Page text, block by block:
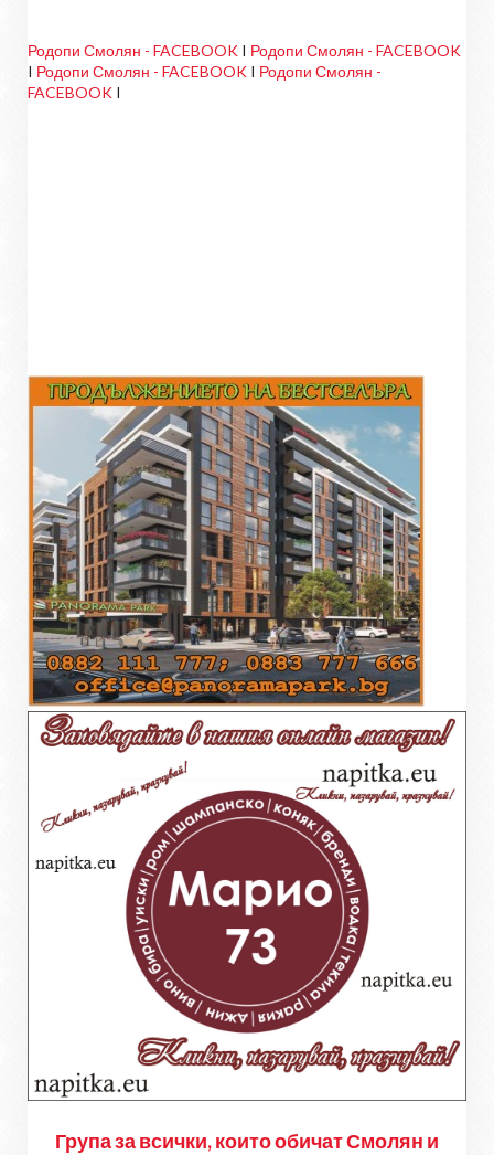
Родопи Смолян - FACEBOOK I Родопи Смолян - FACEBOOK
I Родопи Смолян - FACEBOOK I Родопи Смолян -
FACEBOOK I
Група за всички, които обичат Смолян и